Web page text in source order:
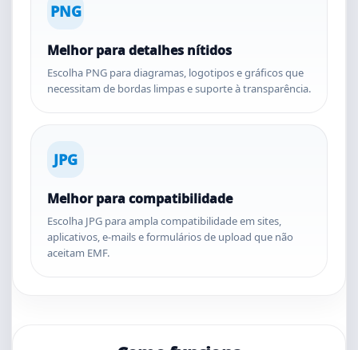
PNG
Melhor para detalhes nítidos
Escolha PNG para diagramas, logotipos e gráficos que
necessitam de bordas limpas e suporte à transparência.
JPG
Melhor para compatibilidade
Escolha JPG para ampla compatibilidade em sites,
aplicativos, e-mails e formulários de upload que não
aceitam EMF.